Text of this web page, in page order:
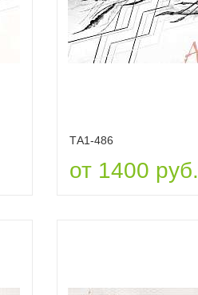
ТА1-486
от 1400 руб.